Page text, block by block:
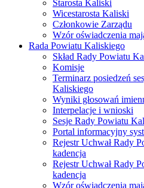
Starosta Kaliski
Wicestarosta Kaliski
Członkowie Zarządu
Wzór oświadczenia
Rada Powiatu Kaliskiego
Skład Rady Powiatu
Komisje
Terminarz posiedzeń
Kaliskiego
Wyniki głosowań
Interpelacje i wnioski
Sesje Rady Powiatu
Portal informacyjny
Rejestr Uchwał Rady
kadencja
Rejestr Uchwał Rady
kadencja
Wzór oświadczenia